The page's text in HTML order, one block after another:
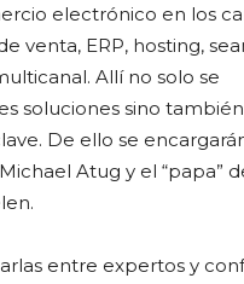
electrónico en los
venta, ERP, hosting,
Allí no solo se
soluciones sino también
De ello se
Atug y el “papa”
entre expertos y